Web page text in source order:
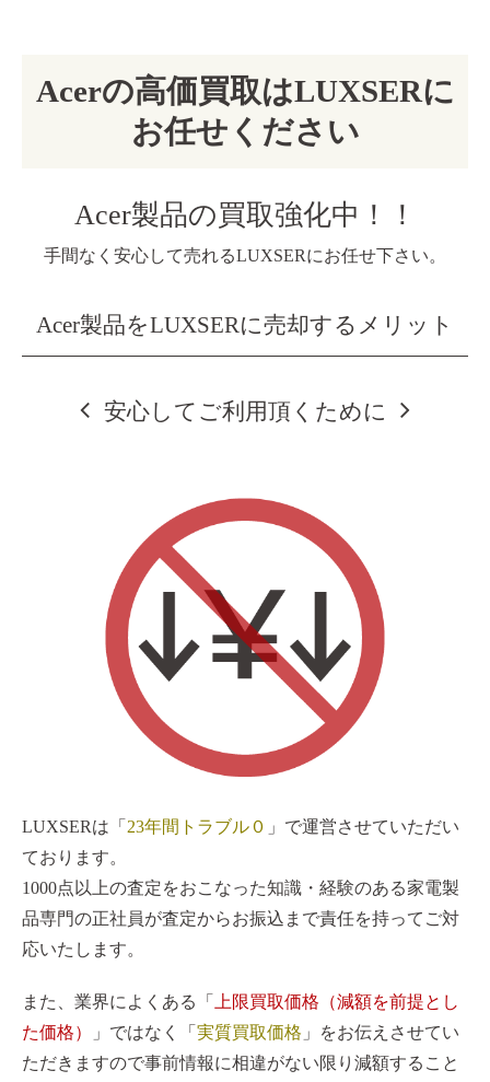
Acerの高価買取はLUXSERに
お任せください
Acer製品の買取強化中！！
手間なく安心して売れるLUXSERにお任せ下さい。
Acer製品をLUXSERに売却するメリット
安心してご利用頂くために
LUXSERは「 23年間トラブル０ 」で運営させていただい
ております。
1000点以上の査定をおこなった知識・経験のある家電製
品専門の正社員が査定からお振込まで責任を持ってご対
応いたします。
また、業界によくある「
上限買取価格（減額を前提とし
た価格）
」ではなく「 実質買取価格 」をお伝えさせてい
ただきますので事前情報に相違がない限り減額すること